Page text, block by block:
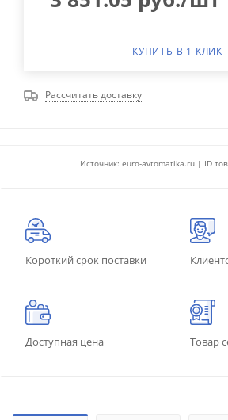
КУПИТЬ В 1 КЛИК
Рассчитать доставку
Источник: euro-avtomatika.ru | ID
Короткий срок поставки
Доступная цена Товар